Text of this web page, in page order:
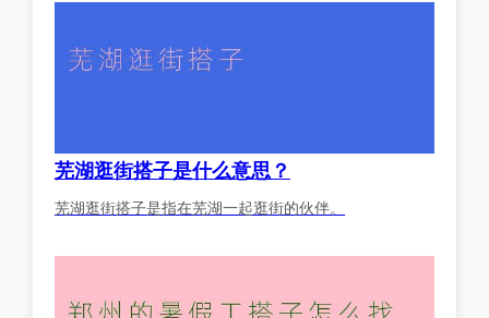
芜湖逛街搭子是什么意思？
芜湖逛街搭子是指在芜湖一起逛街的伙伴。